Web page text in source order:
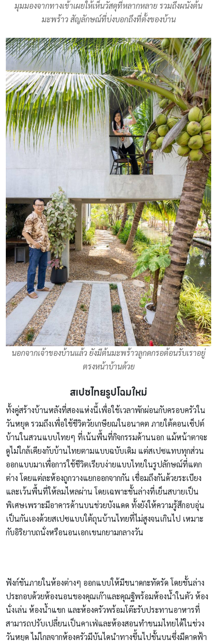
มุมมองจากทางเข้าเผยให้เห็นวัสดุที่หลากหลาย รวมถึงผนังต้น
มะพร้าว สัญลักษณ์ที่บ่งบอกถึงที่ตั้งของบ้าน
นอกจากเจ้าของบ้านแล้ว ยังมีต้นมะพร้าวลูกดกรอต้อนรับเราอยู่
ตรงหน้าบ้านด้วย
สเปซไทยรูปโฉมใหม่
ทั้งคู่สร้างบ้านหลังที่สองแห่งนี้เพื่อใช้เวลาพักผ่อนกับครอบครัวใน
วันหยุด รวมถึงเพื่อใช้ชีวิตวัยเกษียณในอนาคต ภายใต้คอนเซ็ปต์
บ้านในสวนแบบไทยๆ ที่เน้นพื้นที่กิจกรรมด้านนอก แม้หน้าตาจะ
ดูไม่ใกล้เคียงกับบ้านไทยตามแบบฉบับเดิม แต่สเปซแทบทุกส่วน
ออกแบบมาเพื่อการใช้ชีวิตเรียบง่ายแบบไทยในรูปลักษณ์ที่แตก
ต่าง โดยแต่ละห้องถูกวางแยกออกจากกัน เชื่อมถึงกันด้วยระเบียง
และเว้นพื้นที่ให้ลมไหลผ่าน โดยเฉพาะชั้นล่างที่เย็นสบายเป็น
พิเศษเพราะมีอาคารด้านบนช่วยบังแดด ทั้งยังให้ความรู้สึกอบอุ่น
เป็นกันเองด้วยสเปซแบบใต้ถุนบ้านไทยที่ไม่สูงจนเกินไป เหมาะ
กับอิริยาบถนั่งหรือนอนเอกเขนกยามกลางวัน
ฟังก์ชันภายในห้องต่างๆ ออกแบบให้มีขนาดกะทัดรัด โดยชั้นล่าง
ประกอบด้วยห้องนอนของคุณเก๊าและคุณฐิพร้อมห้องน้ำในตัว ห้อง
นั่งเล่น ห้องน้ำแขก และห้องครัวพร้อมโต๊ะรับประทานอาหารที่
สามารถปรับเปลี่ยนเป็นคาเฟ่และห้องสอนทำขนมไทยได้ในช่วง
วันหยุด ไม่ไกลจากห้องครัวมีบันไดนำทางขึ้นไปชั้นบนซึ่งมีดาดฟ้า